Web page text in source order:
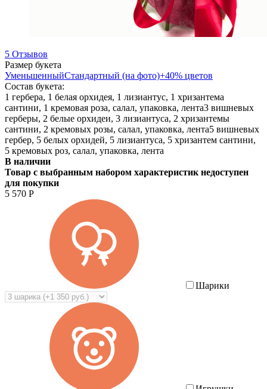
5 Отзывов
Размер букета
УменьшенныйСтандартный (на фото)+40% цветов
Состав букета:
1 гербера, 1 белая орхидея, 1 лизиантус, 1 хризантема
сантини, 1 кремовая роза, салал, упаковка, лента3 вишневых
герберы, 2 белые орхидеи, 3 лизиантуса, 2 хризантемы
сантини, 2 кремовых розы, салал, упаковка, лента5 вишневых
гербер, 5 белых орхидей, 5 лизиантуса, 5 хризантем сантини,
5 кремовых роз, салал, упаковка, лента
В наличии
Товар с выбранным набором характеристик недоступен
для покупки
5 570 Р
Шарики